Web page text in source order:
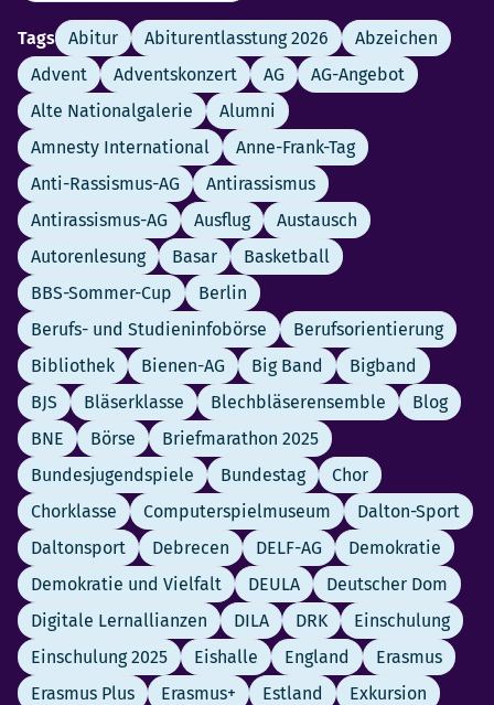
Tags Abitur Abiturentlasstung 2026
Abzeichen
Advent
Adventskonzert AG
AG-Angebot
Alte Nationalgalerie
Alumni
Amnesty International
Anne-Frank-Tag
Anti-Rassismus-AG
Antirassismus
Antirassismus-AG
Ausflug
Austausch
Autorenlesung
Basar
Basketball
BBS-Sommer-Cup
Berlin
Berufs- und Studieninfobörse
Berufsorientierung
Bibliothek
Bienen-AG Big Band
Bigband
BJS
Bläserklasse Blechbläserensemble
Blog
BNE
Börse
Briefmarathon 2025
Bundesjugendspiele
Bundestag
Chor
Chorklasse
Computerspielmuseum
Dalton-Sport
Daltonsport
Debrecen DELF-AG
Demokratie
Demokratie und Vielfalt
DEULA
Deutscher Dom
Digitale Lernallianzen
DILA DRK
Einschulung
Einschulung 2025
Eishalle England
Erasmus
Erasmus Plus
Erasmus+ Estland
Exkursion